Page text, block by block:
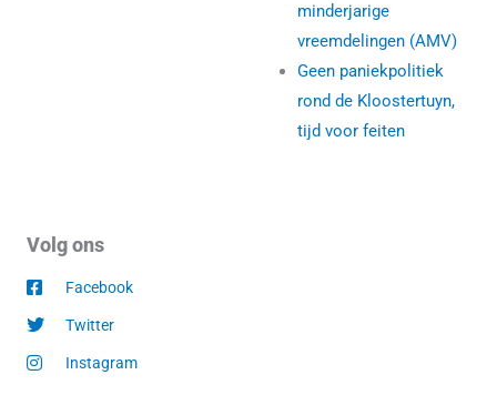
minderjarige
vreemdelingen (AMV)
Geen paniekpolitiek
rond de Kloostertuyn,
tijd voor feiten
Volg ons
Facebook
Twitter
Instagram